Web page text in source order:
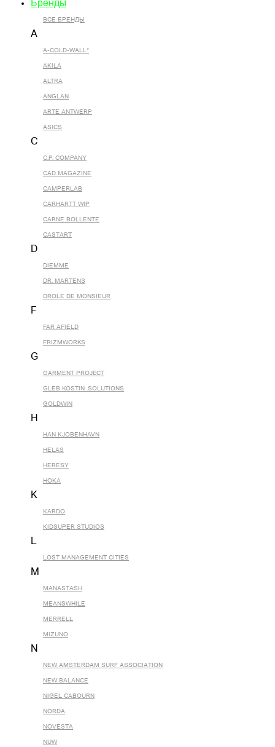
Бренды
ВСЕ БРЕНДЫ
A
A-COLD-WALL*
AKILA
ALTRA
ANGLAN
ARTE ANTWERP
ASICS
C
C.P. COMPANY
CAD MAGAZINE
CAMPERLAB
CARHARTT WIP
CARNE BOLLENTE
CASTART
D
DIEMME
DR. MARTENS
DROLE DE MONSIEUR
F
FAR AFIELD
FRIZMWORKS
G
GARMENT PROJECT
GLEB KOSTIN .SOLUTIONS
GOLDWIN
H
HAN KJOBENHAVN
HELAS
HERESY
HOKA
K
KARDO
KIDSUPER STUDIOS
L
LOST MANAGEMENT CITIES
M
MANASTASH
MEANSWHILE
MERRELL
MIZUNO
N
NEW AMSTERDAM SURF ASSOCIATION
NEW BALANCE
NIGEL CABOURN
NORDA
NOVESTA
NUW